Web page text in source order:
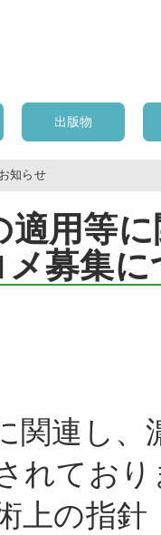
出版物
知らせ
適用等
募集に
関連し
れてお
上の指